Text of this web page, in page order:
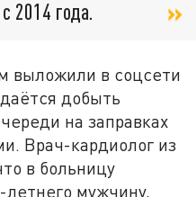
2014 года.
выложили в соцсети
добыть
на заправках
Врач-кардиолог из
в больницу
летнего мужчину,